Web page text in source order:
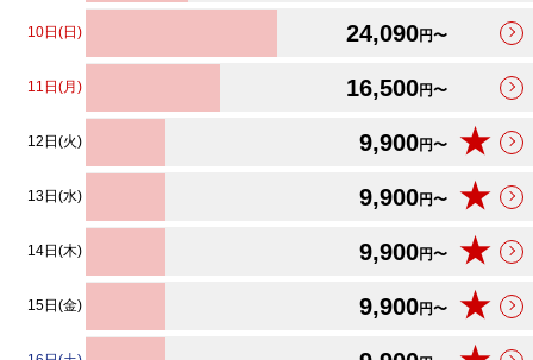
10日(日) 24,090円〜
11日(月) 16,500円〜
12日(火) 9,900円〜 ★
13日(水) 9,900円〜 ★
14日(木) 9,900円〜 ★
15日(金) 9,900円〜 ★